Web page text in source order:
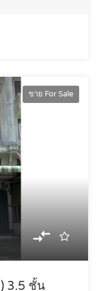
ขาย For Sale
3.5 ชั้น